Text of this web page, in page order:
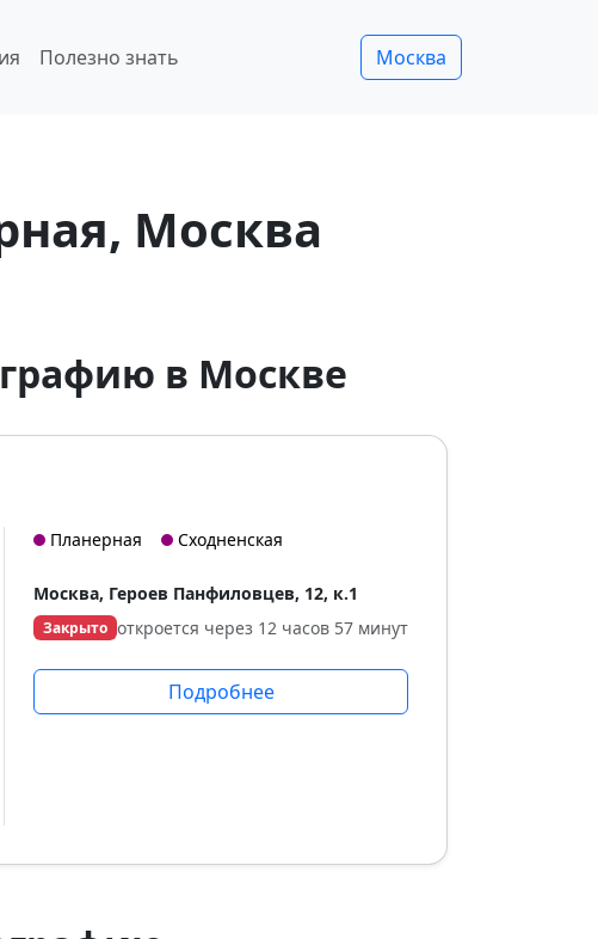
Полезно знать Москва
Москва
в Москве
Планерная Сходненская
Москва, Героев Панфиловцев, 12, к.1
Закрыто откроется через 12 часов 57 минут
Подробнее